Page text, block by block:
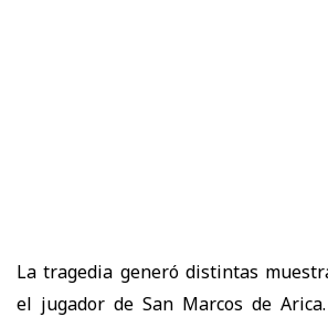
La tragedia generó distintas
el jugador de San Marcos de